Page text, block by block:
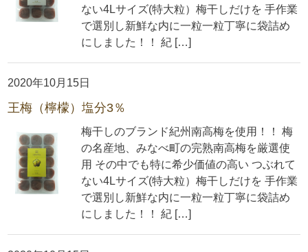
ない4Lサイズ(特大粒）梅干しだけを 手作業
で選別し新鮮な内に一粒一粒丁寧に袋詰め
にしました！！ 紀 […]
2020年10月15日
王梅（檸檬）塩分3％
梅干しのブランド紀州南高梅を使用！！ 梅
の名産地、みなべ町の完熟南高梅を厳選使
用 その中でも特に希少価値の高い つぶれて
ない4Lサイズ(特大粒）梅干しだけを 手作業
で選別し新鮮な内に一粒一粒丁寧に袋詰め
にしました！！ 紀 […]